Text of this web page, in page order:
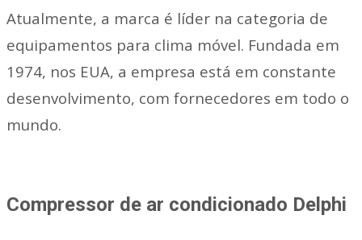
Atualmente, a marca é líder na categoria de
equipamentos para clima móvel. Fundada em
1974, nos EUA, a empresa está em constante
desenvolvimento, com fornecedores em todo o
mundo.
Compressor de ar condicionado Delphi